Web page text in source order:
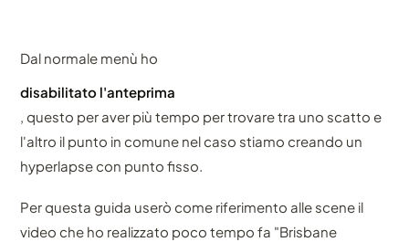
Dal normale menù ho
disabilitato l'anteprima
, questo per aver più tempo per trovare tra uno scatto e
l'altro il punto in comune nel caso stiamo creando un
hyperlapse con punto fisso.
Per questa guida userò come riferimento alle scene il
video che ho realizzato poco tempo fa "Brisbane